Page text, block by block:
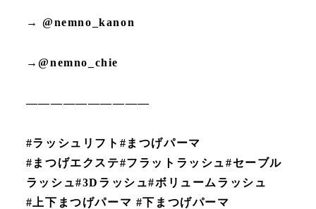
→ @nemno_kanon
→@nemno_chie
——————————
#ラッシュリフト#まつげパーマ
#まつげエクステ#フラットラッシュ#セーブル
ラッシュ#3Dラッシュ#ボリュームラッシュ
#上下まつげパーマ #下まつげパーマ